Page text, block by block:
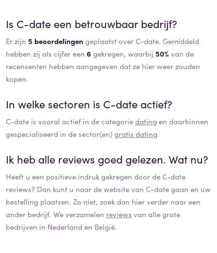
Is C-date een betrouwbaar bedrijf?
Er zijn 5 beoordelingen geplaatst over C-date. Gemiddeld
hebben zij als cijfer een 6gekregen, waarbij 50% van de
recensenten hebben aangegeven dat ze hier weer zouden
kopen.
In welke sectoren is C-date actief?
C-date is vooral actief in de categoriedating en daarbinnen
gespecialiseerd in de sector(en)gratis dating.
Ik heb alle reviews goed gelezen. Wat nu?
Heeft u een positieve indruk gekregen door deC-date
reviews? Dan kunt u naar de website van C-dategaan en uw
bestelling plaatsen. Zo niet, zoek dan hier verder naar een
ander bedrijf. We verzamelen reviews van alle grote
bedrijven in Nederland en België.